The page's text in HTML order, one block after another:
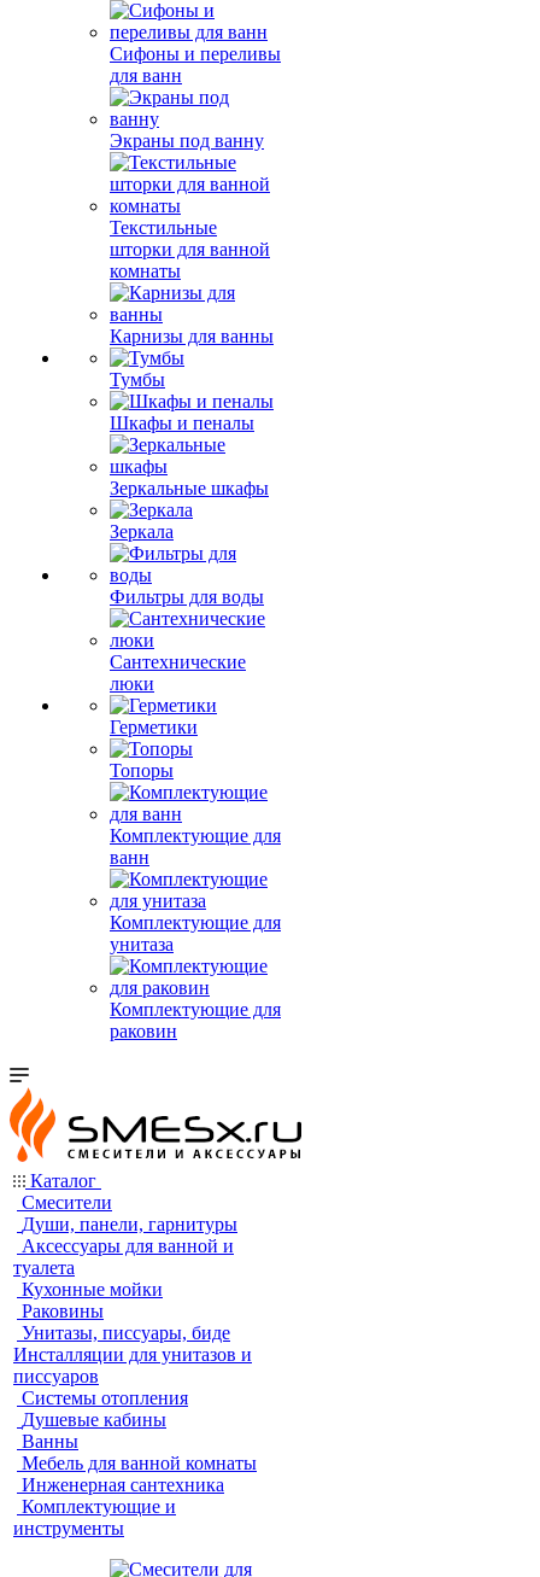
Сифоны и переливы
для ванн
Экраны под ванну
Текстильные
шторки для ванной
комнаты
Карнизы для ванны
Тумбы
Шкафы и пеналы
Зеркальные шкафы
Зеркала
Фильтры для воды
Сантехнические
люки
Герметики
Топоры
Комплектующие для
ванн
Комплектующие для
унитаза
Комплектующие для
раковин
Каталог
Смесители
Души, панели, гарнитуры
Аксессуары для ванной и
туалета
Кухонные мойки
Раковины
Унитазы, писсуары, биде
Инсталляции для унитазов и
писсуаров
Системы отопления
Душевые кабины
Ванны
Мебель для ванной комнаты
Инженерная сантехника
Комплектующие и
инструменты